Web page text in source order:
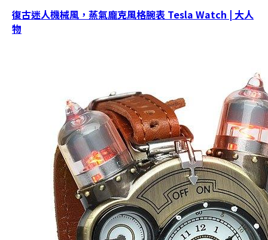
復古迷人機械風，蒸氣龐克風格腕表 Tesla Watch | 大人
物